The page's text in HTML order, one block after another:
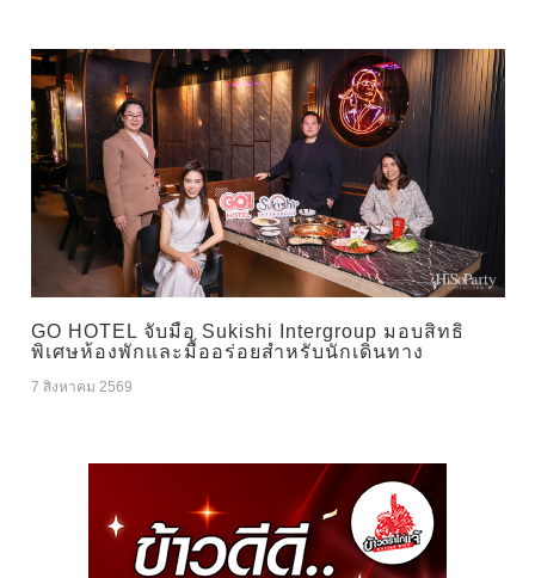
GO HOTEL จับมือ Sukishi Intergroup มอบสิทธิ
พิเศษห้องพักและมื้ออร่อยสำหรับนักเดินทาง
7 สิงหาคม 2569